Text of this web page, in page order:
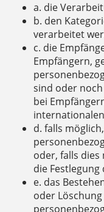
a. die
b. den
verarbeitet
c. die
Empfängern,
sind oder
bei
d. falls
oder, falls
die Festlegung
e. das
oder